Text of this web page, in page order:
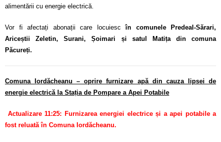
alimentării cu energie electrică.
Vor fi afectați abonații care locuiesc în comunele Predeal-Sărari,
Ariceștii Zeletin, Surani, Șoimari și satul Matița din comuna
Păcureți.
Comuna Iordăcheanu – oprire furnizare apă din cauza lipsei de
energie electrică la Stația de Pompare a Apei Potabile
Actualizare 11:25: Furnizarea energiei electrice și a apei potabile a
fost reluată în Comuna Iordăcheanu.